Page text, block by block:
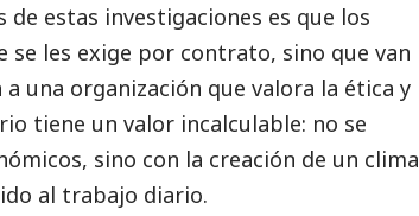
de estas investigaciones es que los
les exige por contrato, sino que van
una organización que valora la ética y
tiene un valor incalculable: no se
sino con la creación de un clima
al trabajo diario.